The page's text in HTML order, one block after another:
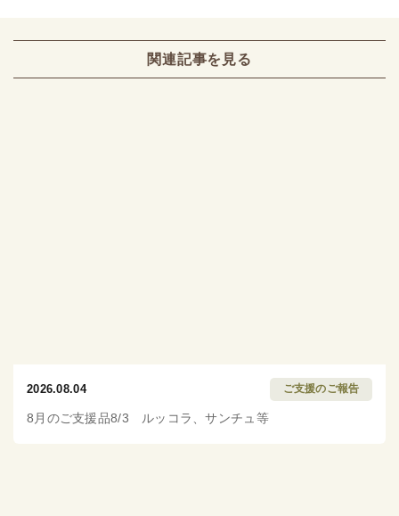
関連記事を見る
2026.08.04 ご支援のご報告
8月のご支援品8/3 ルッコラ、サンチュ等